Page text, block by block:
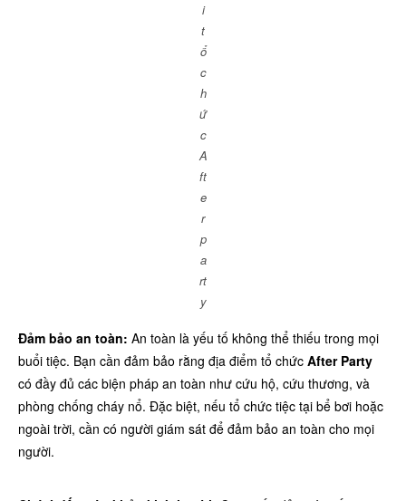
i
t
ổ
c
h
ứ
c
A
ft
e
r
p
a
rt
y
Đảm bảo an toàn: An toàn là yếu tố không thể thiếu trong mọi
buổi tiệc. Bạn cần đảm bảo rằng địa điểm tổ chức After Party
có đầy đủ các biện pháp an toàn như cứu hộ, cứu thương, và
phòng chống cháy nổ. Đặc biệt, nếu tổ chức tiệc tại bể bơi hoặc
ngoài trời, cần có người giám sát để đảm bảo an toàn cho mọi
người.